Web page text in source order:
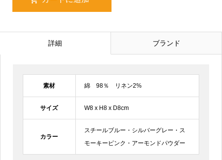
詳細 ブランド
素材 綿 98％ リネン2%
サイズ W8 x H8 x D8cm
カラー
スチールブルー・シルバーグレー・ス
モーキーピンク・アーモンドパウダー